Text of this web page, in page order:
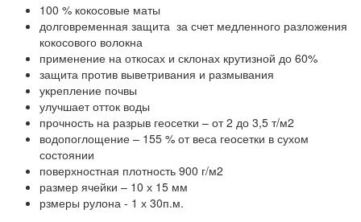
100 % кокосовые маты
долговременная защита за счет медленного разложения
кокосового волокна
применение на откосах и склонах крутизной до 60%
защита против выветривания и размывания
укрепление почвы
улучшает отток воды
прочность на разрыв геосетки – от 2 до 3,5 т/м2
водопоглощение – 155 % от веса геосетки в сухом
состоянии
поверхностная плотность 900 г/м2
размер ячейки – 10 х 15 мм
рзмеры рулона - 1 х 30п.м.